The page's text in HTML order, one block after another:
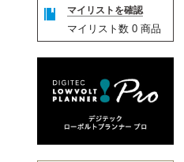
マイリストを確認
マイリスト数 0 商品